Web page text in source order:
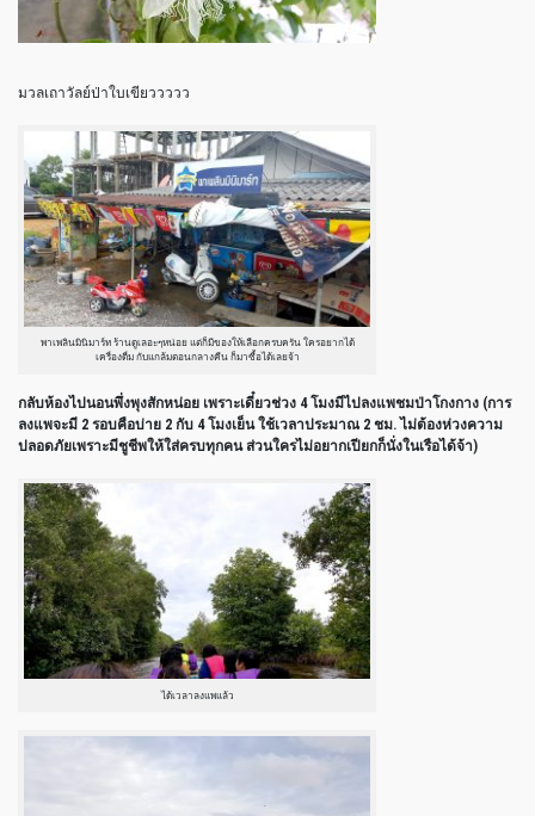
มวลเถาวัลย์ป่าใบเขียววววว
พาเพลินมินิมาร์ท ร้านดูเลอะๆหน่อย แต่ก็มีของให้เลือกครบครัน ใครอยากได้
เครื่องดื่ม กับแกล้มตอนกลางคืน ก็มาซื้อได้เลยจ้า
กลับห้องไปนอนพึ่งพุงสักหน่อย เพราะเดี๋ยวช่วง 4 โมงมีไปลงแพชมป่าโกงกาง (การ
ลงแพจะมี 2 รอบคือบ่าย 2 กับ 4 โมงเย็น ใช้เวลาประมาณ 2 ชม. ไม่ต้องห่วงความ
ปลอดภัยเพราะมีชูชีพให้ใส่ครบทุกคน ส่วนใครไม่อยากเปียกก็นั่งในเรือได้จ้า)
ได้เวลาลงแพแล้ว